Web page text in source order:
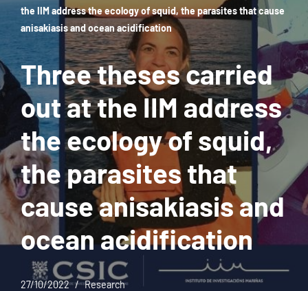
the IIM address the ecology of squid, the parasites that cause
anisakiasis and ocean acidification
Three theses carried
out at the IIM address
the ecology of squid,
the parasites that
cause anisakiasis and
ocean acidification
27/10/2022 Research